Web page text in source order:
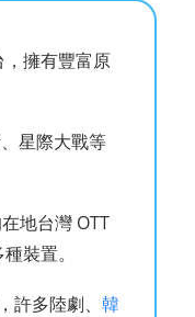
，擁有豐富原
星際大戰等
地台灣 OTT
裝置。
許多陸劇、 韓